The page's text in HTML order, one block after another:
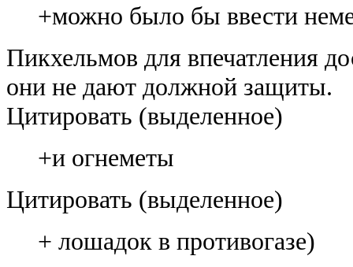
+можно было бы ввести
Пикхельмов для впечатления
они не дают должной защиты.
Цитировать (выделенное)
+и огнеметы
Цитировать (выделенное)
+ лошадок в противогазе)